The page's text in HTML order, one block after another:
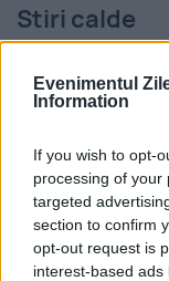
Evenimentul
Information
If you wish to opt-
processing of your
targeted
section to confirm
opt-out request is
interest-based
Stiri calde
06:54-Eclipsa
și la ce oră
06:45- Zi
Georgescu